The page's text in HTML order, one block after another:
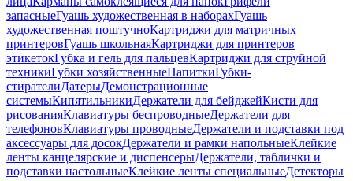
запасныеГуашь художественная в наборахГуашь
художественная поштучноКартриджи для матричных
принтеровГуашь школьнаяКартриджи для принтеров
этикетокГубка и гель для пальцевКартриджи для струйной
техникиГубки хозяйственныеНапиткиГубки-
стирателиДатерыДемонстрационные
системыКипятильникиДержатели для бейджейКисти для
рисованияКлавиатуры беспроводныеДержатели для
телефоновКлавиатуры проводныеДержатели и подставки под
аксессуары для досокДержатели и рамки напольныеКлейкие
ленты канцелярские и диспенсерыДержатели, таблички и
подставки настольныеКлейкие ленты специальныеДетекторы